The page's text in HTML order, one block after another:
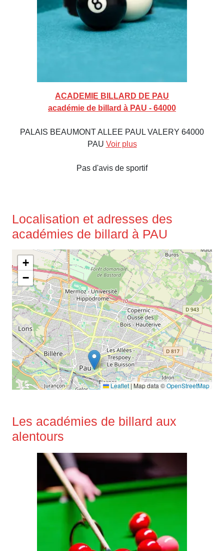
ACADEMIE BILLARD DE PAU
académie de billard à PAU - 64000
PALAIS BEAUMONT ALLEE PAUL VALERY 64000
PAU Voir plus
Pas d'avis de sportif
Localisation et adresses des
académies de billard à PAU
+
−
Leaflet |Map data ©OpenStreetMap
Les académies de billard aux
alentours